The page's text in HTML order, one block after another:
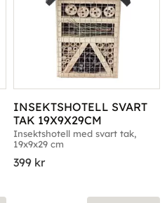
INSEKTSHOTELL SVART
TAK 19X9X29CM
Insektshotell med svart tak,
19x9x29 cm
399 kr